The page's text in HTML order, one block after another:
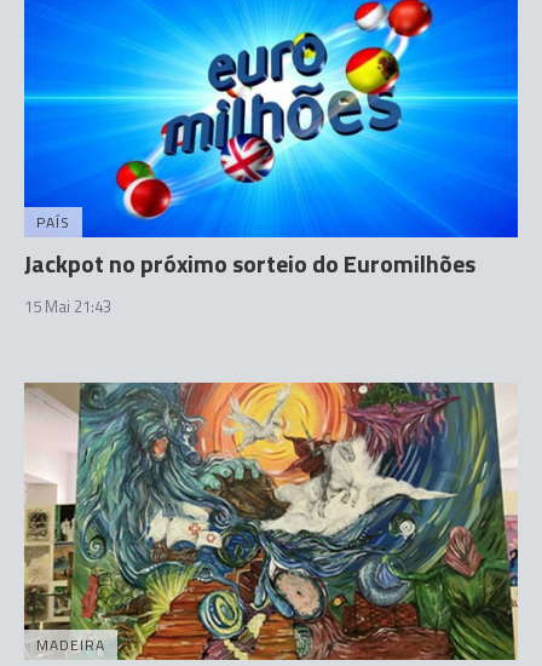
PAÍS
Jackpot no próximo sorteio do Euromilhões
15 Mai 21:43
MADEIRA